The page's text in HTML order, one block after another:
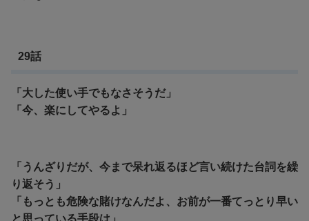
29話
「大した使い手でもなさそうだ」
「今、楽にしてやるよ」
「うんざりだが、今まで呆れ返るほど言い続けた台詞を繰
り返そう」
「 もっとも危険な賭けなんだよ、お前が一番てっとり早い
と思っている手段は」